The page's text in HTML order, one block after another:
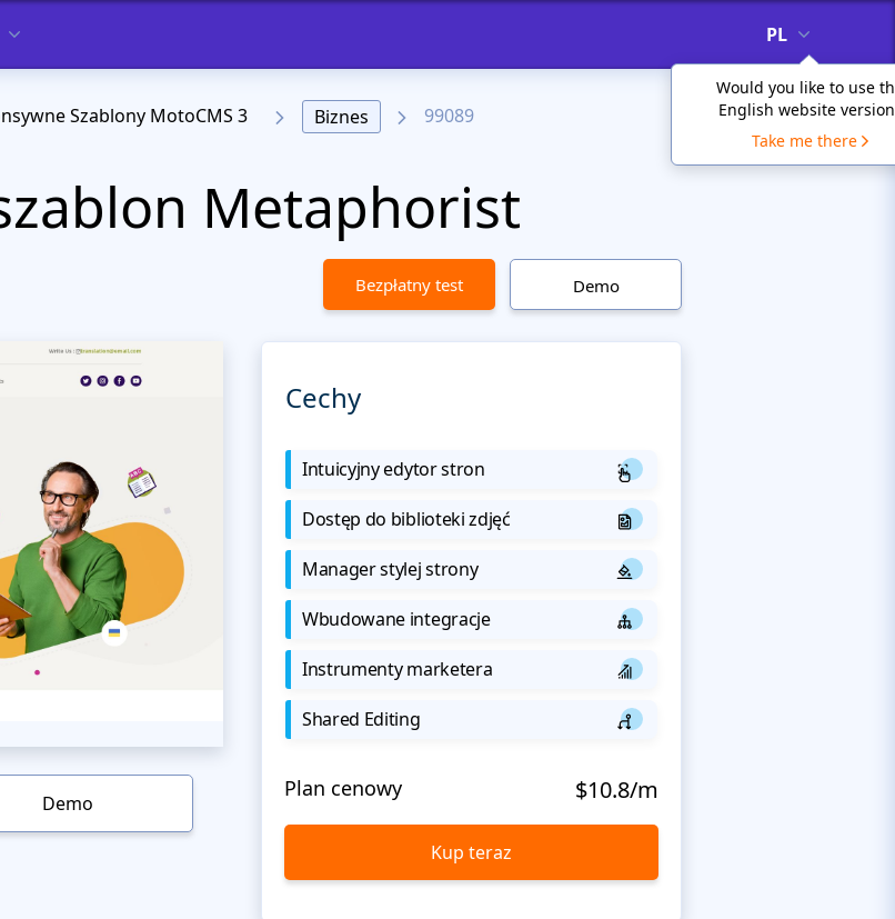
PL
Would you like to use
English website
Take me there
Szablony MotoCMS 3 Biznes 99089
Metaphorist
Bezpłatny test Demo
Demo
Cechy
Intuicyjny edytor stron
Dostęp do biblioteki zdjęć
Manager stylej strony
Wbudowane integracje
Instrumenty marketera
Shared Editing
Plan cenowy $10.8/m
Kup teraz